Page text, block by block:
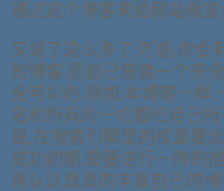
通过这个博客来给网站做宣
又说了这么多了,可能,你会
的博客,而自己搭建一个完
全可以的,就如,本博客一样
名和所有的一切都归自己
是,在搜索引擎里的权重要
成功初期,需要进行一阵的
再认认真真的丰富自己的